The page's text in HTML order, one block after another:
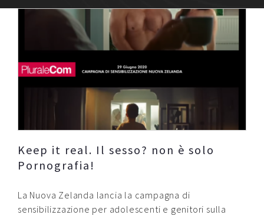
Media & Visual Design
Chi siamo
Lavora con noi
Contatti
Raffaele Gerardi
Keep it real. Il sesso? non è solo
Pornografia!
La Nuova Zelanda lancia la campagna di
sensibilizzazione per adolescenti e genitori sulla